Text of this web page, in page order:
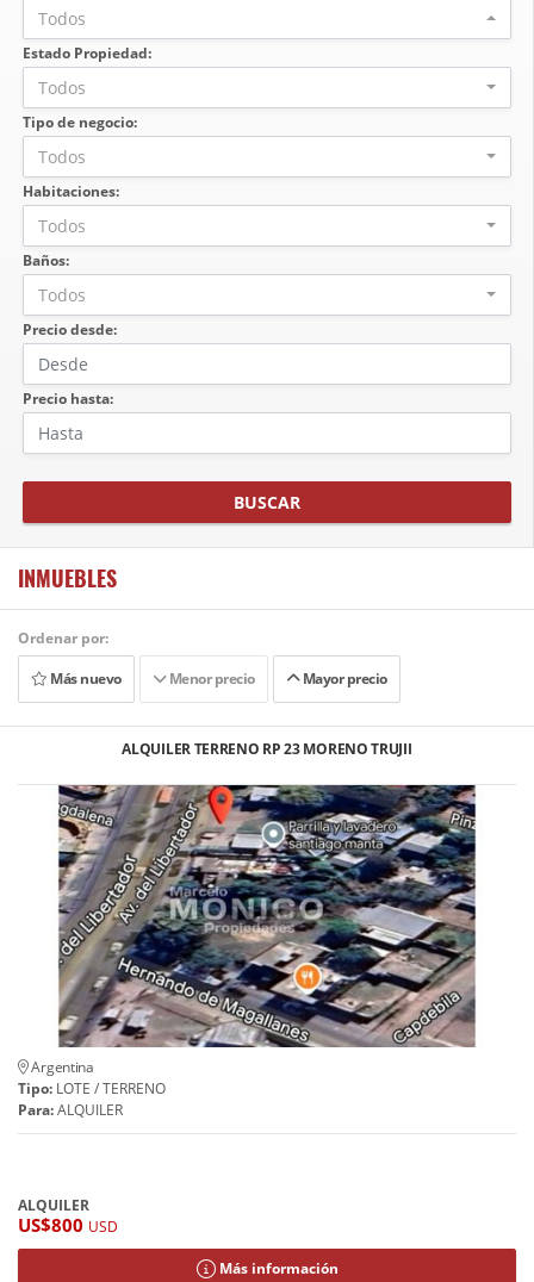
Todos
Estado Propiedad:
Todos
Tipo de negocio:
Todos
Habitaciones:
Todos
Baños:
Todos
Precio desde:
Precio hasta:
BUSCAR
INMUEBLES
Ordenar por:
Más nuevo
Menor precio Mayor precio
ALQUILER TERRENO RP 23 MORENO TRUJII
Argentina
Tipo: LOTE / TERRENO
Para:ALQUILER
ALQUILER
US$800 USD
Más información